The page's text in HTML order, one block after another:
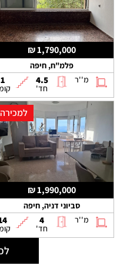
1,790,000 ₪
פלמ"ח, חיפה
מ''ר
4.5
חד'
1
למכירה
1,990,000 ₪
סביוני דניה, חיפה
מ''ר
4
חד'